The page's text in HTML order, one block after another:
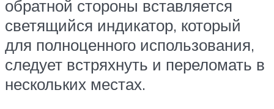
обратной стороны вставляется
светящийся индикатор, который
для полноценного использования,
следует встряхнуть и переломать в
нескольких местах.